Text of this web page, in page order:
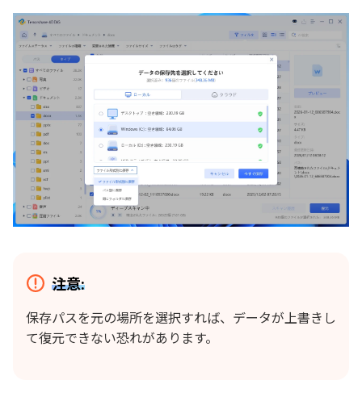
注意:
保存パスを元の場所を選択すれば、データが上書きし
て復元できない恐れがあります。